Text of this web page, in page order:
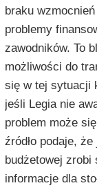
braku
problemy
zawodników. To
możliwości do
się w tej sytuacji
jeśli Legia nie
problem może
źródło podaje,
budżetowej zrobi
informacje dla